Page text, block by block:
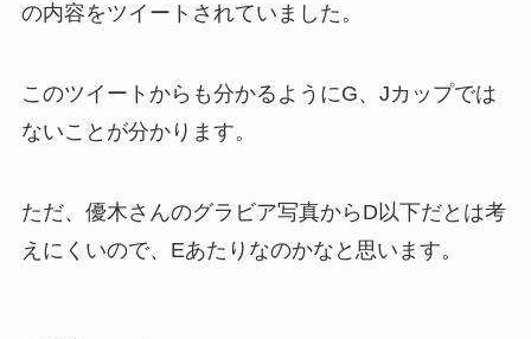
の内容をツイートされていました。
このツイートからも分かるようにG、Jカップでは
ないことが分かります。
ただ、優木さんのグラビア写真からD以下だとは考
えにくいので、Eあたりなのかなと思います。